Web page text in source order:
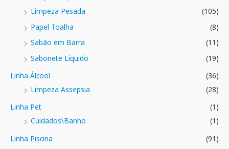
Limpeza Pesada
(105)
Papel Toalha
(8)
Sabão em Barra
(11)
Sabonete Liquido
(19)
Linha Álcool
(36)
Limpeza Assepsia
(28)
Linha Pet
(1)
Cuidados\Banho
(1)
Linha Piscina
(91)